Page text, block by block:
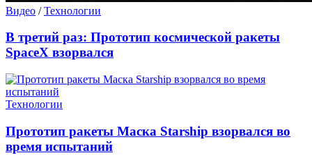
Видео /Технологии
В третий раз: Прототип космической ракеты
SpaceX взорвался
Технологии
Прототип ракеты Маска Starship взорвался во
время испытаний